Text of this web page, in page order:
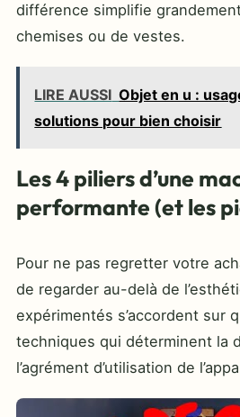
différence simplifie
chemises ou de vestes.
LIRE AUSSI Objet en u :
solutions pour bien choisir
Les 4 piliers d’une
performante (et les
Pour ne pas regretter votre
de regarder au-delà de
expérimentés s’accordent sur
techniques qui déterminent la
l’agrément d’utilisation de